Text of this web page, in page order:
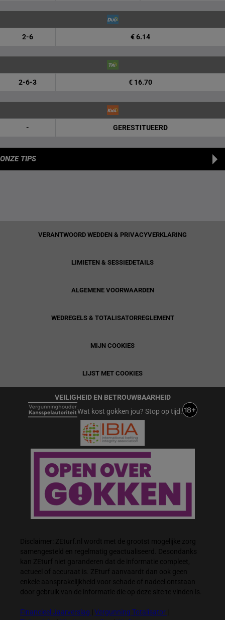
2-6 € 6.14
2-6-3 € 16.70
- GERESTITUEERD
ONZE TIPS
VERANTWOORD WEDDEN & PRIVACYVERKLARING
LIMIETEN & SESSIEDETAILS
ALGEMENE VOORWAARDEN
WEDREGELS & TOTALISATORREGLEMENT
MIJN COOKIES
LIJST MET COOKIES
VEILIGHEID EN BETROUWBAARHEID
Wat kost gokken jou? Stop op tijd.
Disclaimer: ZEturf.nl wordt met de grootst mogelijke zorg
samengesteld en regelmatig geactualiseerd. Desondanks
kan ZEturf niet garanderen dat de informatie compleet,
actueel of accuraat is. ZEturf aanvaardt dan ook geen
enkele aansprakelijkheid voor schade of nadeel ontstaan
door gebruik van de informatie die op deze site te vinden is.
Financieel Jaarverslag Vergunning Totalisator